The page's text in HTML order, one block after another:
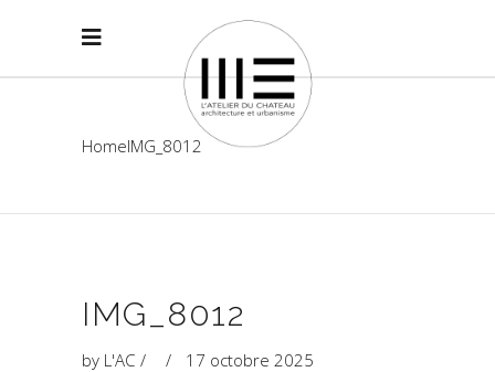
HomeIMG_8012
IMG_8012
by L'AC 17 octobre 2025